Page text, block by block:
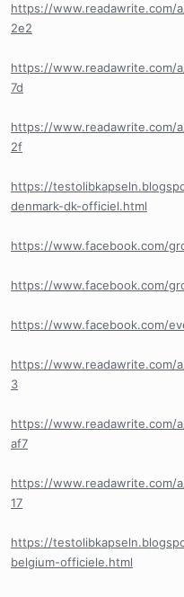
https://www.readawrite.com/
2e2
https://www.readawrite.com/
7d
https://www.readawrite.com/
2f
https://
denmark-dk-officiel.html
https://www.facebook.com/
https://www.facebook.com/
https://www.facebook.com/
https://www.readawrite.com/
3
https://www.readawrite.com/
af7
https://www.readawrite.com/
17
https://
belgium-officiele.html